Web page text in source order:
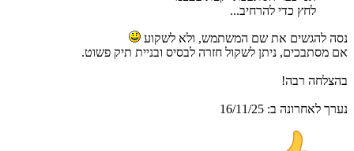
לחץ כדי להרחיב...
נסה להגשים את שם המשתמש, ולא לשקוע
אם מסתבכים, ניתן לשקול חזרה לבסיס ובניית תיק פשוט.
בהצלחה רבה!
נערך לאחרונה ב: 16/11/25